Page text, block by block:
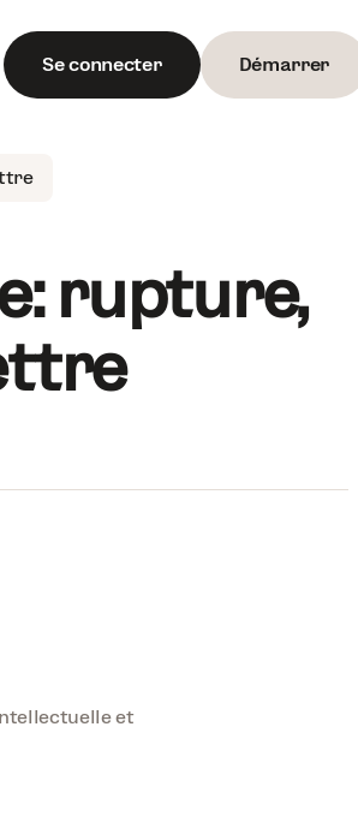
Se connecter Démarrer
: rupture,
et